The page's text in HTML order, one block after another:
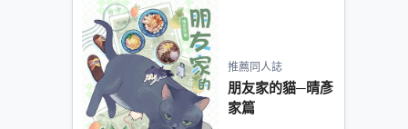
推薦同人誌
朋友家的貓─晴彥
家篇